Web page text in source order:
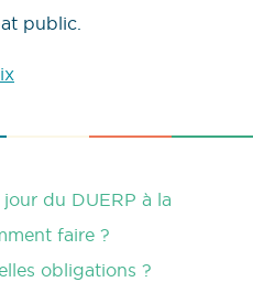
public.
du DUERP à la
faire ?
obligations ?